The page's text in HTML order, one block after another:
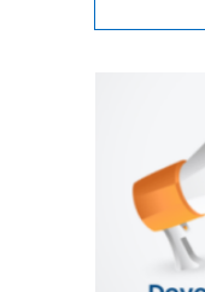
INDUSTRIES
INFRASTRUCTURES